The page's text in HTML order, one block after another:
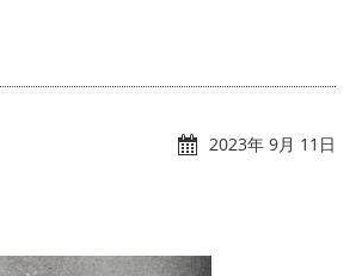
2023年 9月 11日